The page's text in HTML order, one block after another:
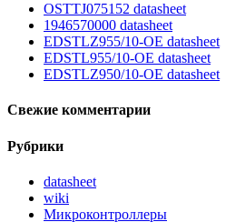
OSTTJ075152 datasheet
1946570000 datasheet
EDSTLZ955/10-OE datasheet
EDSTL955/10-OE datasheet
EDSTLZ950/10-OE datasheet
Свежие комментарии
Рубрики
datasheet
wiki
Микроконтроллеры